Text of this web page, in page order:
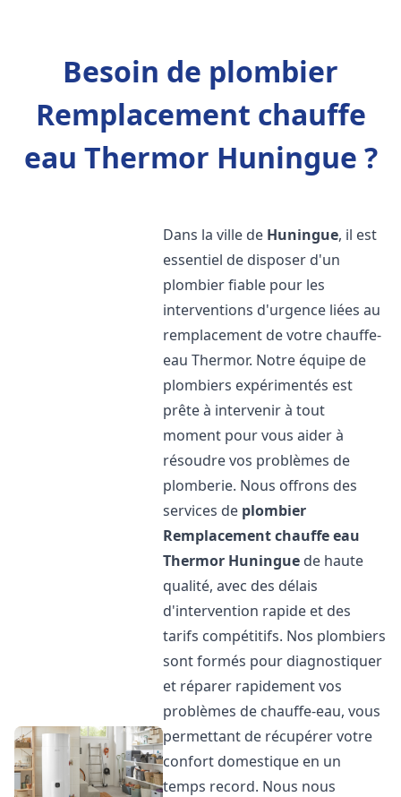
Besoin de plombier
Remplacement chauffe
eau Thermor Huningue ?
Dans la ville de Huningue, il est
essentiel de disposer d'un
plombier fiable pour les
interventions d'urgence liées au
remplacement de votre chauffe-
eau Thermor. Notre équipe de
plombiers expérimentés est
prête à intervenir à tout
moment pour vous aider à
résoudre vos problèmes de
plomberie. Nous offrons des
services de plombier
Remplacement chauffe eau
Thermor Huningue de haute
qualité, avec des délais
d'intervention rapide et des
tarifs compétitifs. Nos plombiers
sont formés pour diagnostiquer
et réparer rapidement vos
problèmes de chauffe-eau, vous
permettant de récupérer votre
confort domestique en un
temps record. Nous nous